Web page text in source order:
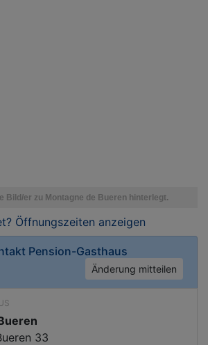
Öffnungszeiten anzeigen
Pension-Gasthaus
Änderung mitteilen
33